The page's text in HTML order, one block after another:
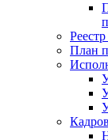
План